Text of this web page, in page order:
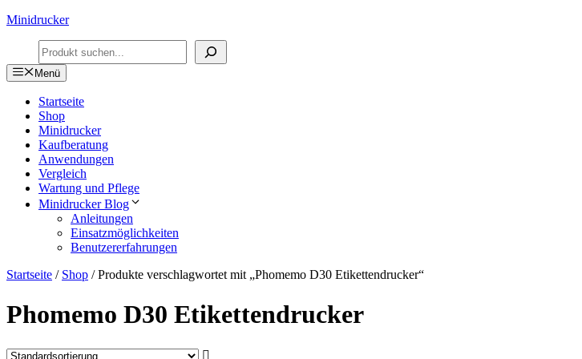
Zum
springen
Minidrucker
Suchen
Menü
Startseite
Shop
Minidrucker
Kaufberatung
Anwendungen
Vergleich
Wartung und Pflege
Minidrucker Blog
Anleitungen
Einsatzmöglichkeiten
Benutzererfahrungen
Startseite / Shop / Produkte verschlagwortet mit „Phomemo D30 Etikettendrucker“
Phomemo D30 Etikettendrucker